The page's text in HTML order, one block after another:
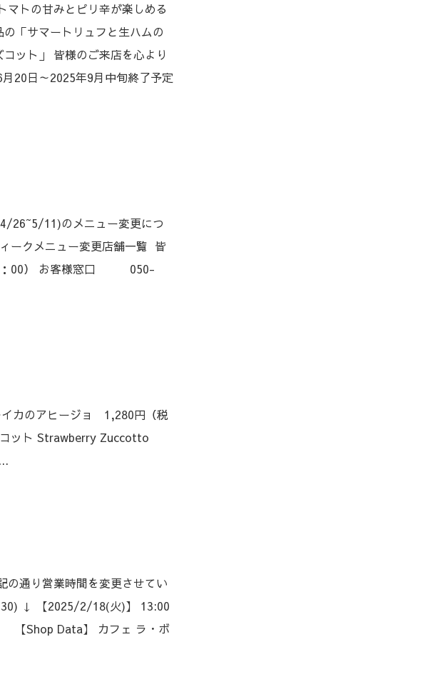
マトの甘みとピリ辛が楽しめる
「サマートリュフと生ハムの
ット」 皆様のご来店を心より
日～2025年9月中旬終了予定
26~5/11)のメニュー変更につ
ークメニュー変更店舗一覧 皆
19：00） お客様窓口 050-
カのアヒージョ 1,280円（税
ット Strawberry Zuccotto
の通り営業時間を変更させてい
↓ 【2025/2/18(火)】 13:00
【Shop Data】 カフェ ラ・ボ